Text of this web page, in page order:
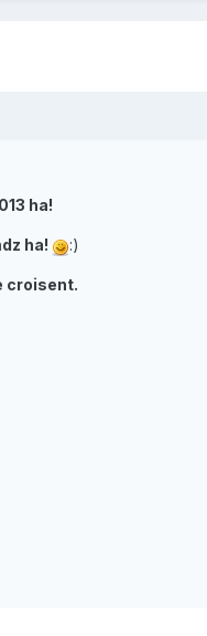
ha!
ha! :)
croisent.